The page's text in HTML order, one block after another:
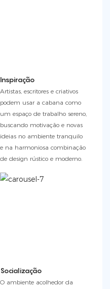
Inspiração
Artistas, escritores e criativos
podem usar a cabana como
um espaço de trabalho sereno,
buscando motivação e novas
ideias no ambiente tranquilo
e na harmoniosa combinação
de design rústico e moderno.
Socialização
O ambiente acolhedor da